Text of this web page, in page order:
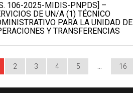
106-2025-MIDIS-PNPDS] –
DE UN/A (1) TÉCNICO
PARA LA UNIDAD DE
Y TRANSFERENCIAS
2 3 4 5 16